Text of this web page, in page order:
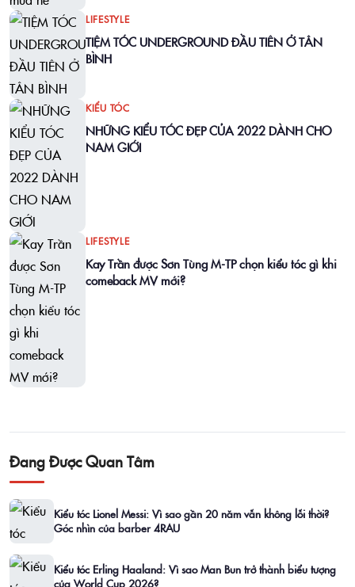
LIFESTYLE
TIỆM TÓC UNDERGROUND ĐẦU TIÊN Ở TÂN
BÌNH
KIỂU TÓC
NHỮNG KIỂU TÓC ĐẸP CỦA 2022 DÀNH CHO
NAM GIỚI
LIFESTYLE
Kay Trần được Sơn Tùng M-TP chọn kiểu tóc gì khi
comeback MV mới?
Đang Được Quan Tâm
Kiểu tóc Lionel Messi: Vì sao gần 20 năm vẫn không lỗi thời?
Góc nhìn của barber 4RAU
Kiểu tóc Erling Haaland: Vì sao Man Bun trở thành biểu tượng
của World Cup 2026?